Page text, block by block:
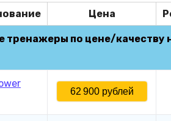
Цена
тренажеры по цене/качеству
62 900 рублей